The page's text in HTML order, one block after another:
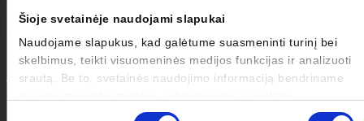
Šioje svetainėje naudojami slapukai
Naudojame slapukus, kad galėtume suasmeninti turinį bei
skelbimus, teikti visuomeninės medijos funkcijas ir analizuoti
srautą. Be to, svetainės naudojimo informaciją bendriname
partneriais, kurie gali ją pridėti prie kitos jūsų pateiktos arba
Apie mus